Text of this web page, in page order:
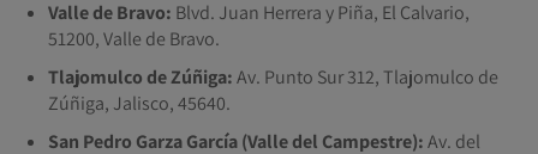
Valle de Bravo: Blvd. Juan Herrera y Piña, El Calvario,
51200, Valle de Bravo.
Tlajomulco de Zúñiga:Av. Punto Sur 312, Tlajomulco de
Zúñiga, Jalisco, 45640.
San Pedro Garza García (Valle del Campestre):Av. del